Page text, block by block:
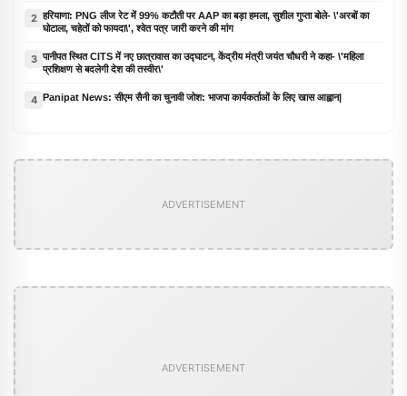
2 हरियाणा: PNG लीज रेट में 99% कटौती पर AAP का बड़ा हमला, सुशील गुप्ता बोले- \'अरबों का
घोटाला, चहेतों को फायदा\', श्वेत पत्र जारी करने की मांग
3 पानीपत स्थित CITS में नए छात्रावास का उद्घाटन, केंद्रीय मंत्री जयंत चौधरी ने कहा- \'महिला
प्रशिक्षण से बदलेगी देश की तस्वीर\'
4 Panipat News: सीएम सैनी का चुनावी जोश: भाजपा कार्यकर्ताओं के लिए खास आह्वान|
ADVERTISEMENT
ADVERTISEMENT